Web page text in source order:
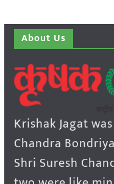
About Us
Krishak Jagat
Chandra
Shri Suresh